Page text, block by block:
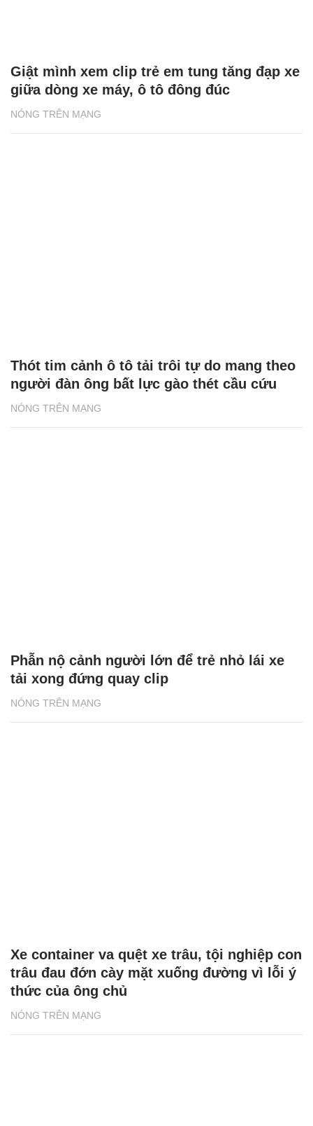
NÓNG TRÊN MẠNG
Giật mình xem clip trẻ em tung tăng đạp xe
giữa dòng xe máy, ô tô đông đúc
NÓNG TRÊN MẠNG
Thót tim cảnh ô tô tải trôi tự do mang theo
người đàn ông bất lực gào thét cầu cứu
NÓNG TRÊN MẠNG
Phẫn nộ cảnh người lớn để trẻ nhỏ lái xe
tải xong đứng quay clip
NÓNG TRÊN MẠNG
Xe container va quệt xe trâu, tội nghiệp con
trâu đau đớn cày mặt xuống đường vì lỗi ý
thức của ông chủ